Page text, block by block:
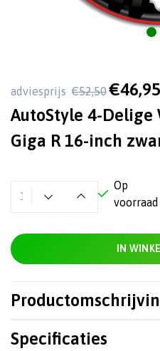
adviesprijs €52,50 €46,95
AutoStyle 4-Delige
Giga R 16-inch
Op
voorraad
IN
Specificaties